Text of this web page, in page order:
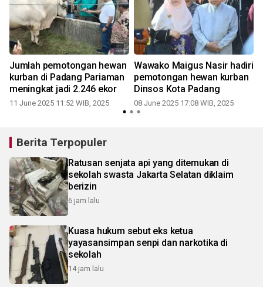
Jumlah pemotongan hewan
kurban di Padang Pariaman
meningkat jadi 2.246 ekor
11 June 2025 11:52 WIB, 2025
Wawako Maigus Nasir hadiri
pemotongan hewan kurban
Dinsos Kota Padang
08 June 2025 17:08 WIB, 2025
Berita Terpopuler
Ratusan senjata api yang ditemukan di
sekolah swasta Jakarta Selatan diklaim
berizin
6 jam lalu
Kuasa hukum sebut eks ketua
yayasansimpan senpi dan narkotika di
sekolah
14 jam lalu